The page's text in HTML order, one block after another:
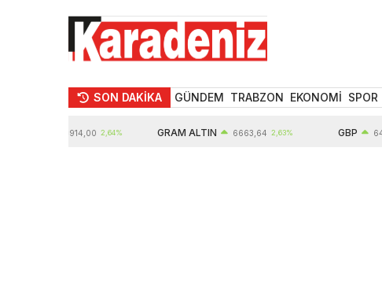
SON DAKİKA GÜNDEM TRABZON EKONOMİ SPOR
2,64% GRAM ALTIN 6663,64 2,63% 64,63